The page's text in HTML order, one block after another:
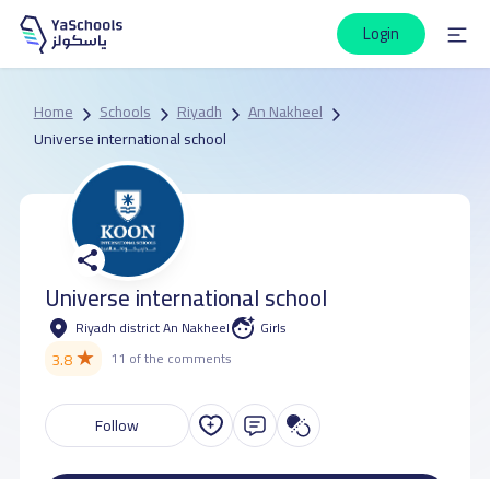
Login
Home Schools Riyadh
An Nakheel
Universe international school
Universe international school
Riyadh district An Nakheel Girls
3.8★ 11 of the comments
Follow